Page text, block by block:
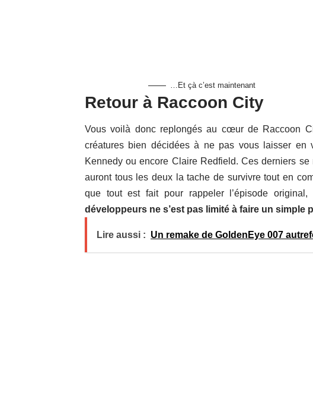
…Et çà c’est maintenant
Retour à Raccoon City
Vous voilà donc replongés au cœur de Raccoon
créatures bien décidées à ne pas vous laisser en
Kennedy ou encore Claire Redfield. Ces derniers
auront tous les deux la tache de survivre tout en
que tout est fait pour rappeler l’épisode original,
développeurs ne s’est pas limité à faire un simple
Lire aussi : Un remake de GoldenEye 007